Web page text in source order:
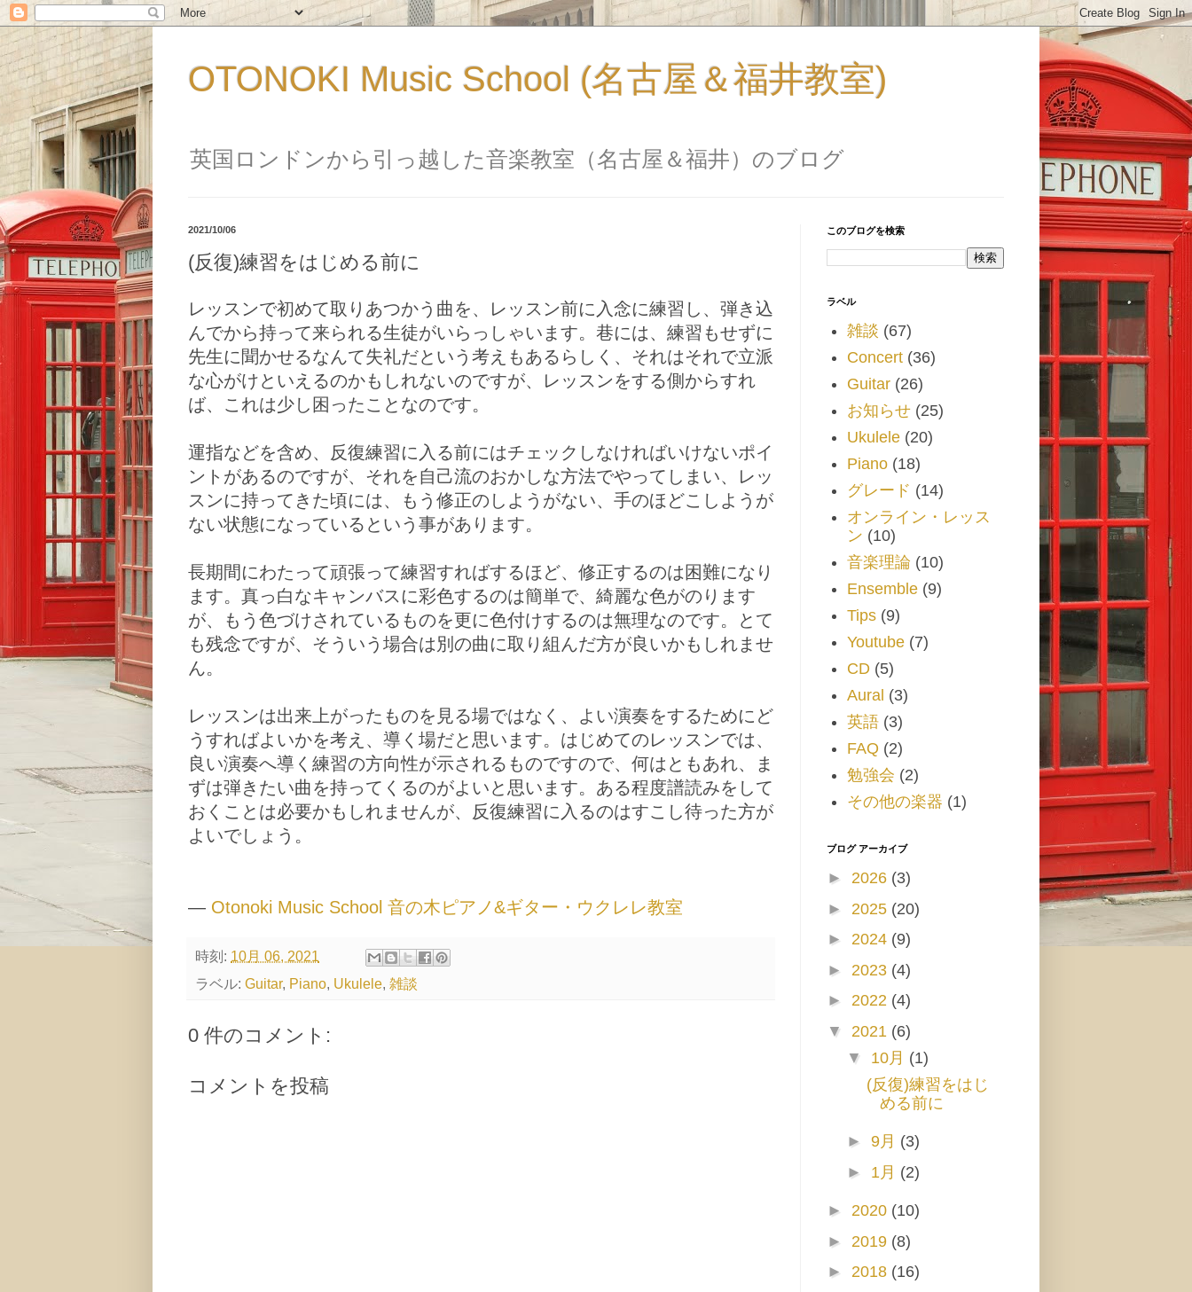
OTONOKI Music School (名古屋＆福井教室)
英国ロンドンから引っ越した音楽教室（名古屋＆福井）のブログ
2021/10/06
(反復)練習をはじめる前に
レッスンで初めて取りあつかう曲を、レッスン前に入念に練習し、弾き込
んでから持って来られる生徒がいらっしゃいます。巷には、練習もせずに
先生に聞かせるなんて失礼だという考えもあるらしく、それはそれで立派
な心がけといえるのかもしれないのですが、レッスンをする側からすれ
ば、これは少し困ったことなのです。
運指などを含め、反復練習に入る前にはチェックしなければいけないポイ
ントがあるのですが、それを自己流のおかしな方法でやってしまい、レッ
スンに持ってきた頃には、もう修正のしようがない、手のほどこしようが
ない状態になっているという事があります。
長期間にわたって頑張って練習すればするほど、修正するのは困難になり
ます。真っ白なキャンバスに彩色するのは簡単で、綺麗な色がのります
が、もう色づけされているものを更に色付けするのは無理なのです。とて
も残念ですが、そういう場合は別の曲に取り組んだ方が良いかもしれませ
ん。
レッスンは出来上がったものを見る場ではなく、よい演奏をするためにど
うすればよいかを考え、導く場だと思います。はじめてのレッスンでは、
良い演奏へ導く練習の方向性が示されるものですので、何はともあれ、ま
ずは弾きたい曲を持ってくるのがよいと思います。ある程度譜読みをして
おくことは必要かもしれませんが、反復練習に入るのはすこし待った方が
よいでしょう。
— Otonoki Music School 音の木ピアノ&ギター・ウクレレ教室
時刻: 10月 06, 2021
ラベル: Guitar, Piano, Ukulele, 雑談
0 件のコメント:
コメントを投稿
このブログを検索
ラベル
雑談 (67)
Concert (36)
Guitar (26)
お知らせ (25)
Ukulele (20)
Piano (18)
グレード (14)
オンライン・レッス
ン (10)
音楽理論 (10)
Ensemble (9)
Tips (9)
Youtube (7)
CD (5)
Aural (3)
英語 (3)
FAQ (2)
勉強会 (2)
その他の楽器 (1)
ブログ アーカイブ
► 2026 (3)
► 2025 (20)
► 2024 (9)
► 2023 (4)
► 2022 (4)
▼ 2021 (6)
▼ 10月 (1)
(反復)練習をはじ
める前に
► 9月 (3)
► 1月 (2)
► 2020 (10)
► 2019 (8)
► 2018 (16)